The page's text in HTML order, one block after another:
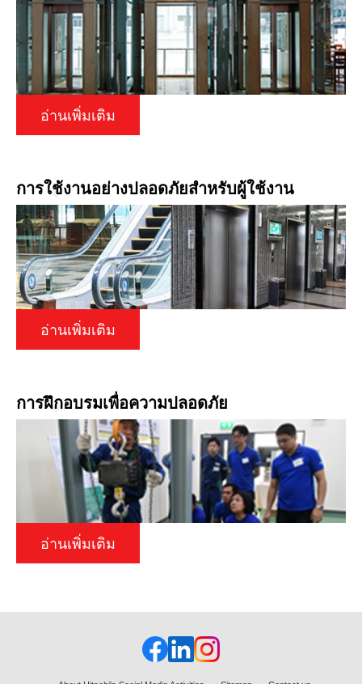
อ่านเพิ่มเติม
การใช้งานอย่างปลอดภัยสำหรับผู้ใช้งาน
อ่านเพิ่มเติม
การฝึกอบรมเพื่อความปลอดภัย
อ่านเพิ่มเติม